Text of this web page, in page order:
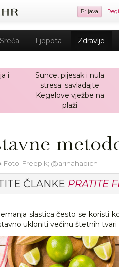
Prijava
Sreća Ljepota Zdravlje
i
Sunce, pijesak i nula
stresa: savladajte
Kegelove vježbe na
plaži
Foto: Freepik; @arinahabich
ČLANKE PRATITE
slastica često se koristi
ukloniti većinu štetnih tvari